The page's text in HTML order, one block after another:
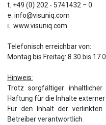
t. +49 (0) 202 - 5741432 – 0
e. info@visuniq.com
i. www.visuniq.com
Telefonisch erreichbar von:
Montag bis Freitag: 8.30 bis
Hinweis:
Trotz sorgfältiger
Haftung für die Inhalte externer
Für den Inhalt der verlinkten
Betreiber verantwortlich.